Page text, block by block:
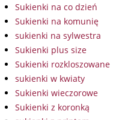
Sukienki na co dzień
Sukienki na komunię
sukienki na sylwestra
Sukienki plus size
Sukienki rozkloszowane
sukienki w kwiaty
Sukienki wieczorowe
Sukienki z koronką